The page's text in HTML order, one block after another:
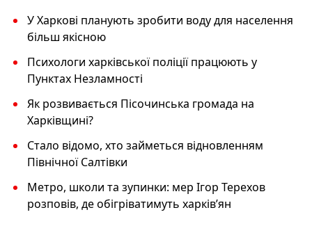
У Харкові планують зробити воду для населення
більш якісною
Психологи харківської поліції працюють у
Пунктах Незламності
Як розвивається Пісочинська громада на
Харківщині?
Стало відомо, хто займеться відновленням
Північної Салтівки
Метро, ​​школи та зупинки: мер Ігор Терехов
розповів, де обігріватимуть харків’ян